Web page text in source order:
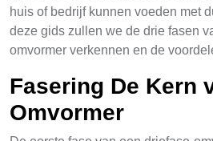
huis of bedrijf kunnen voeden met
deze gids zullen we de drie fasen
omvormer verkennen en de
Fasering De Kern
Omvormer